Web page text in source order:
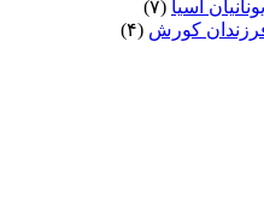
آسیا (۷)
کورش (۴)